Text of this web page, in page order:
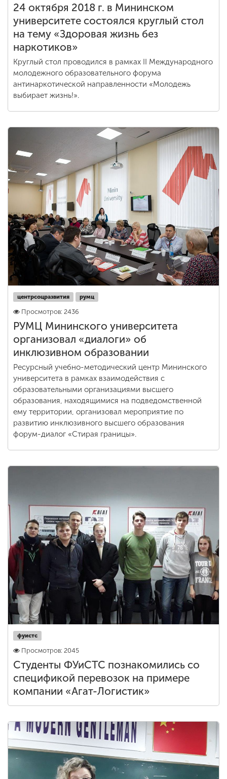
Другие виды
деятельности
Студенческая жизнь
Сведения об
образовательной
организации
ENG SPN
Приемная
комиссия
+7 (831) 262-26-20
24 октября 2018 г. в Мининском
университете состоялся круглый стол
на тему «Здоровая жизнь без
наркотиков»
Круглый стол проводился в рамках II Международного
молодежного образовательного форума
антинаркотической направленности «Молодежь
выбирает жизнь!».
центрсоцразвития румц
Просмотров: 2436
РУМЦ Мининского университета
организовал «диалоги» об
инклюзивном образовании
Ресурсный учебно-методический центр Мининского
университета в рамках взаимодействия с
образовательными организациями высшего
образования, находящимися на подведомственной
ему территории, организовал мероприятие по
развитию инклюзивного высшего образования
форум-диалог «Стирая границы».
фуистс
Просмотров: 2045
Студенты ФУиСТС познакомились со
спецификой перевозок на примере
компании «Агат-Логистик»